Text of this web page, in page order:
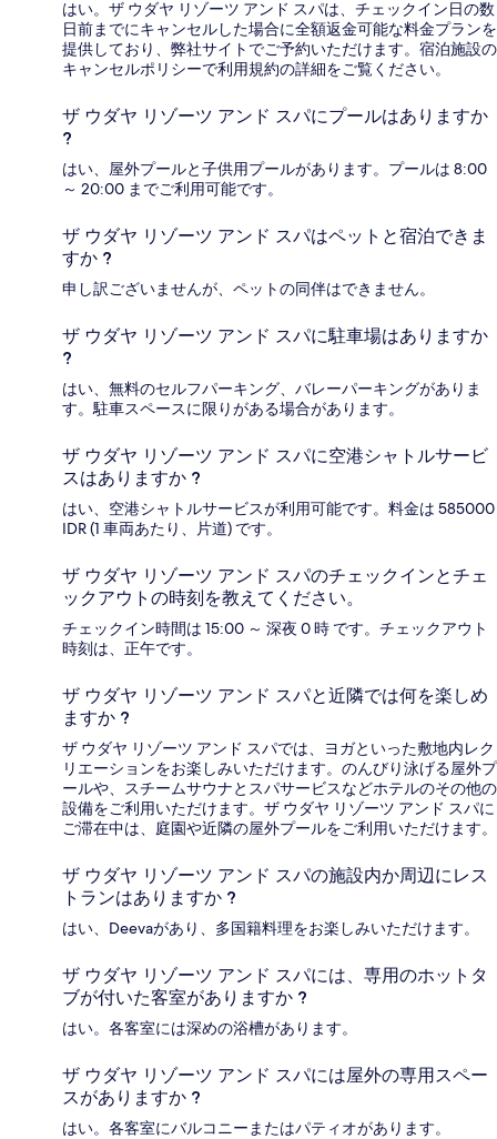
はい。ザ ウダヤ リゾーツ アンド スパは、チェックイン日の数
日前までにキャンセルした場合に全額返金可能な料金プランを
提供しており、弊社サイトでご予約いただけます。宿泊施設の
キャンセルポリシーで利用規約の詳細をご覧ください。
ザ ウダヤ リゾーツ アンド スパにプールはありますか
?
はい、屋外プールと子供用プールがあります。プールは 8:00
～ 20:00 までご利用可能です。
ザ ウダヤ リゾーツ アンド スパはペットと宿泊できま
すか ?
申し訳ございませんが、ペットの同伴はできません。
ザ ウダヤ リゾーツ アンド スパに駐車場はありますか
?
はい、無料のセルフパーキング、バレーパーキングがありま
す。駐車スペースに限りがある場合があります。
ザ ウダヤ リゾーツ アンド スパに空港シャトルサービ
スはありますか ?
はい、空港シャトルサービスが利用可能です。料金は 585000
IDR (1 車両あたり、片道) です。
ザ ウダヤ リゾーツ アンド スパのチェックインとチェ
ックアウトの時刻を教えてください。
チェックイン時間は 15:00 ～ 深夜 0 時 です。チェックアウト
時刻は、正午です。
ザ ウダヤ リゾーツ アンド スパと近隣では何を楽しめ
ますか ?
ザ ウダヤ リゾーツ アンド スパでは、ヨガといった敷地内レク
リエーションをお楽しみいただけます。のんびり泳げる屋外プ
ールや、スチームサウナとスパサービスなどホテルのその他の
設備をご利用いただけます。ザ ウダヤ リゾーツ アンド スパに
ご滞在中は、庭園や近隣の屋外プールをご利用いただけます。
ザ ウダヤ リゾーツ アンド スパの施設内か周辺にレス
トランはありますか ?
はい、Deevaがあり、多国籍料理をお楽しみいただけます。
ザ ウダヤ リゾーツ アンド スパには、専用のホットタ
ブが付いた客室がありますか ?
はい。各客室には深めの浴槽があります。
ザ ウダヤ リゾーツ アンド スパには屋外の専用スペー
スがありますか ?
はい。各客室にバルコニーまたはパティオがあります。